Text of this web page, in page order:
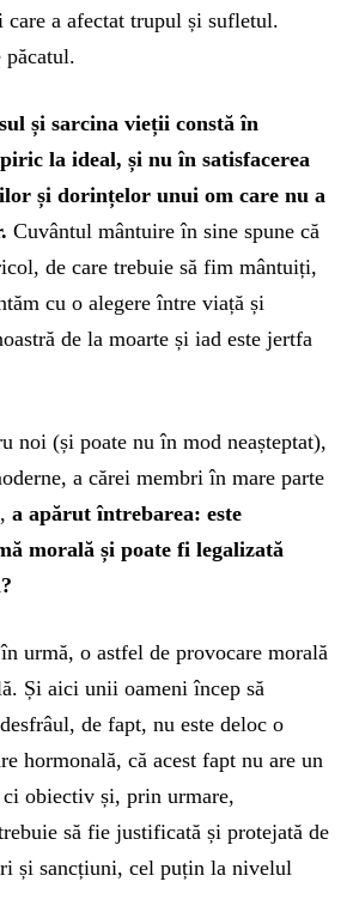
care a afectat trupul și sufletul.
păcatul.
și sarcina vieții constă în
la ideal, și nu în satisfacerea
și dorințelor unui om care nu a
Cuvântul mântuire în sine spune că
de care trebuie să fim mântuiți,
cu o alegere între viață și
de la moarte și iad este jertfa
noi (și poate nu în mod neașteptat),
a cărei membri în mare parte
a apărut întrebarea: este
morală și poate fi legalizată
urmă, o astfel de provocare morală
Și aici unii oameni încep să
de fapt, nu este deloc o
hormonală, că acest fapt nu are un
obiectiv și, prin urmare,
să fie justificată și protejată de
și sancțiuni, cel puțin la nivelul